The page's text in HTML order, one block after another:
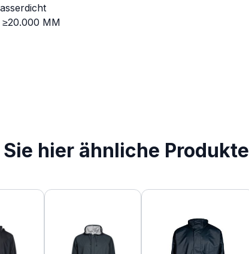
≥20.000 MM
hier ähnliche Produkte
überspringen